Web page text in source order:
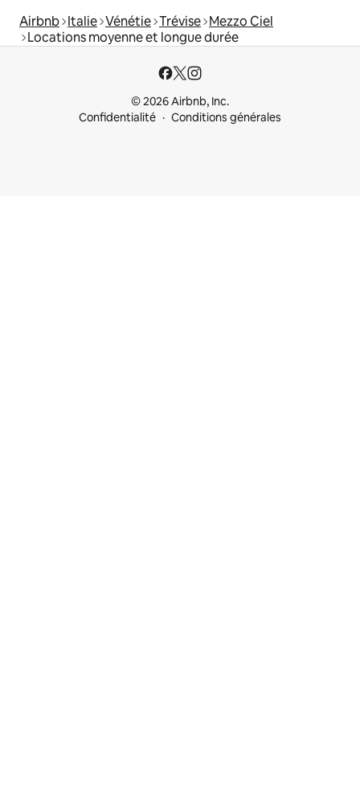
Airbnb Italie Vénétie Trévise Mezzo Ciel
Locations moyenne et longue durée
© 2026 Airbnb, Inc.
Confidentialité
Conditions générales